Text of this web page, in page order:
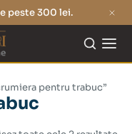
peste 300 lei.
pentru trabuc”